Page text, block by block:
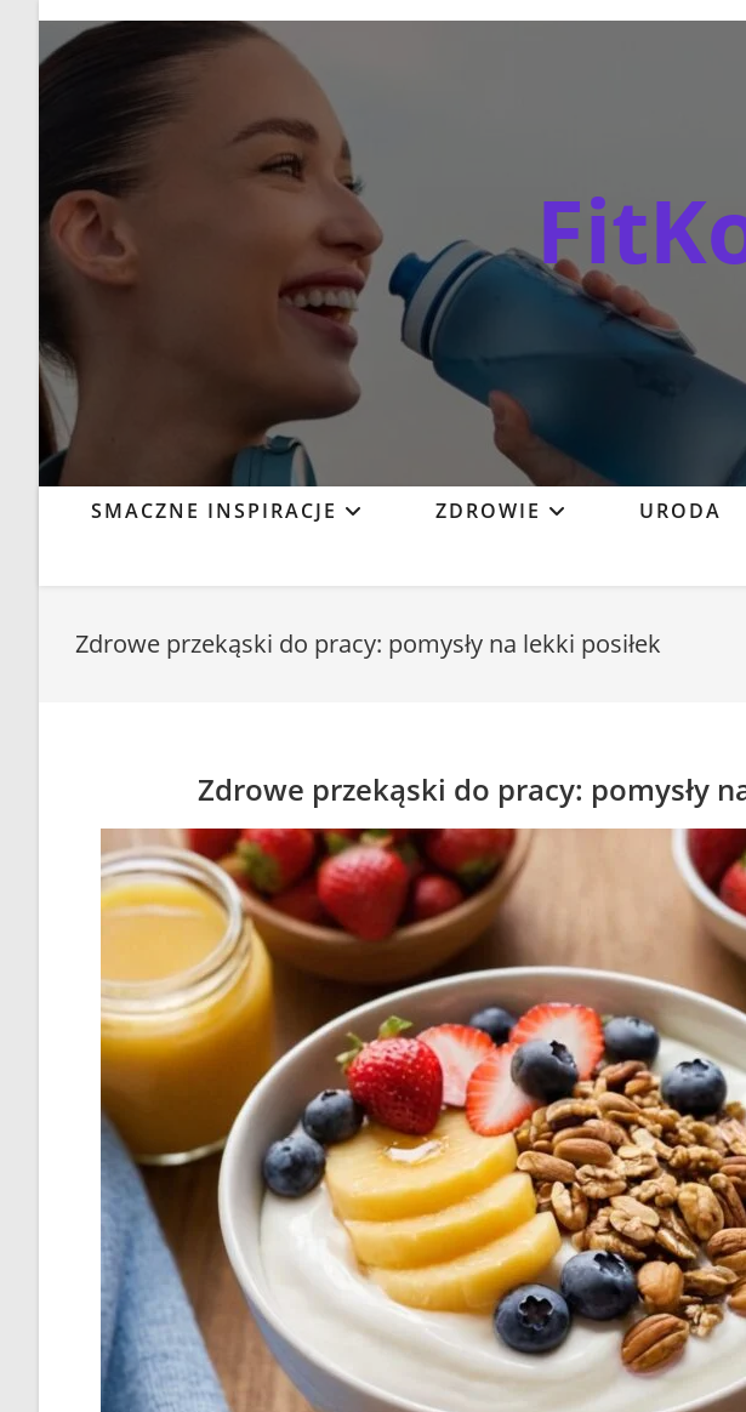
SMACZNE INSPIRACJE ZDROWIE URODA
Zdrowe przekąski do pracy: pomysły na lekki posiłek
Zdrowe przekąski do pracy: pomysły